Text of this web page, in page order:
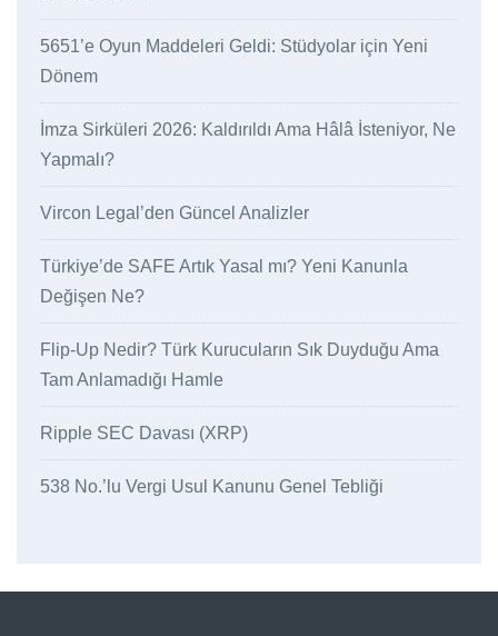
5651’e Oyun Maddeleri Geldi: Stüdyolar için Yeni
Dönem
İmza Sirküleri 2026: Kaldırıldı Ama Hâlâ İsteniyor, Ne
Yapmalı?
Vircon Legal’den Güncel Analizler
Türkiye’de SAFE Artık Yasal mı? Yeni Kanunla
Değişen Ne?
Flip-Up Nedir? Türk Kurucuların Sık Duyduğu Ama
Tam Anlamadığı Hamle
Ripple SEC Davası (XRP)
538 No.’lu Vergi Usul Kanunu Genel Tebliği